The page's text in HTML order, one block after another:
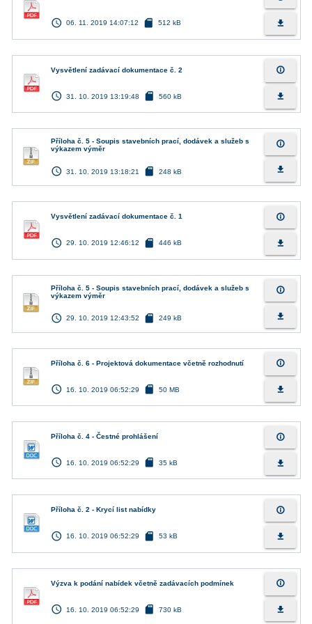
access_time 06. 11. 2019 14:07:12 sd_card 512 kB file_download
Vysvětlení zadávací dokumentace č. 2
access_time 31. 10. 2019 13:19:48 sd_card 560 kB
info_outline
file_download
Příloha č. 5 - Soupis stavebních prací, dodávek a služeb s
výkazem výměr
access_time 31. 10. 2019 13:18:21 sd_card 248 kB
info_outline
file_download
Vysvětlení zadávací dokumentace č. 1
access_time 29. 10. 2019 12:46:12 sd_card 446 kB
info_outline
file_download
Příloha č. 5 - Soupis stavebních prací, dodávek a služeb s
výkazem výměr
access_time 29. 10. 2019 12:43:52 sd_card 249 kB
info_outline
file_download
Příloha č. 6 - Projektová dokumentace včetně rozhodnutí
access_time 16. 10. 2019 06:52:29 sd_card 50 MB
info_outline
file_download
Příloha č. 4 - Čestné prohlášení
access_time 16. 10. 2019 06:52:29 sd_card 35 kB
info_outline
file_download
Příloha č. 2 - Krycí list nabídky
access_time 16. 10. 2019 06:52:29 sd_card 53 kB
info_outline
file_download
Výzva k podání nabídek včetně zadávacích podmínek
access_time 16. 10. 2019 06:52:29 sd_card 730 kB
info_outline
file_download